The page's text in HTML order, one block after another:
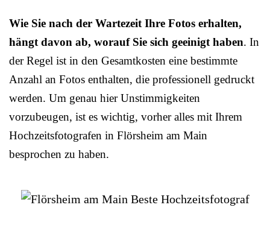
Wie Sie nach der Wartezeit Ihre Fotos erhalten,
hängt davon ab, worauf Sie sich geeinigt haben. In
der Regel ist in den Gesamtkosten eine bestimmte
Anzahl an Fotos enthalten, die professionell gedruckt
werden. Um genau hier Unstimmigkeiten
vorzubeugen, ist es wichtig, vorher alles mit Ihrem
Hochzeitsfotografen in Flörsheim am Main
besprochen zu haben.